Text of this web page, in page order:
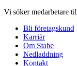
Hoppa
innehåll
Vi söker medarbetare
Bli företagskund
Karriär
Om Stabe
Nedladdning
Kontakt